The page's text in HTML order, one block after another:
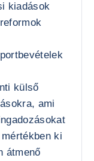
kiadások
külső
ami
ki
átmenő